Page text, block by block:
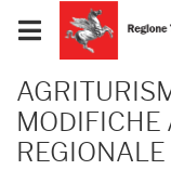
Skip to Main
Visualizza/
menu
mobile
MODIFICHE
REGIONALE